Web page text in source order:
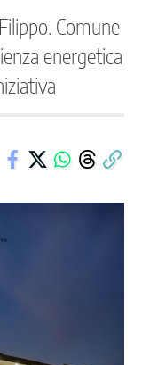
Comune
energetica